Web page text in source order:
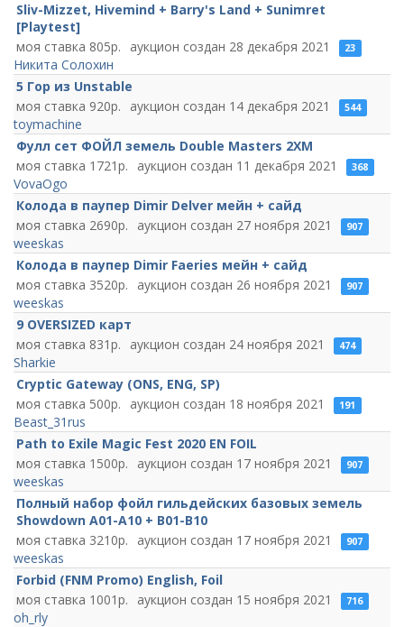
Sliv-Mizzet, Hivemind + Barry's Land + Sunimret
[Playtest]
805
28 декабря 2021 23
Никита Солохин
5 Гор из Unstable
920
14 декабря 2021 544
toymachine
Фулл сет ФОЙЛ земель Double Masters 2XM
1721
11 декабря 2021 368
VovaOgo
Колода в паупер Dimir Delver мейн + сайд
2690
27 ноября 2021 907
weeskas
Колода в паупер Dimir Faeries мейн + сайд
3520
26 ноября 2021 907
weeskas
9 OVERSIZED карт
831
24 ноября 2021 474
Sharkie
Cryptic Gateway (ONS, ENG, SP)
500
18 ноября 2021 191
Beast_31rus
Path to Exile Magic Fest 2020 EN FOIL
1500
17 ноября 2021 907
weeskas
Полный набор фойл гильдейских базовых земель
Showdown A01-A10 + B01-B10
3210
17 ноября 2021 907
weeskas
Forbid (FNM Promo) English, Foil
1001
15 ноября 2021 716
oh_rly